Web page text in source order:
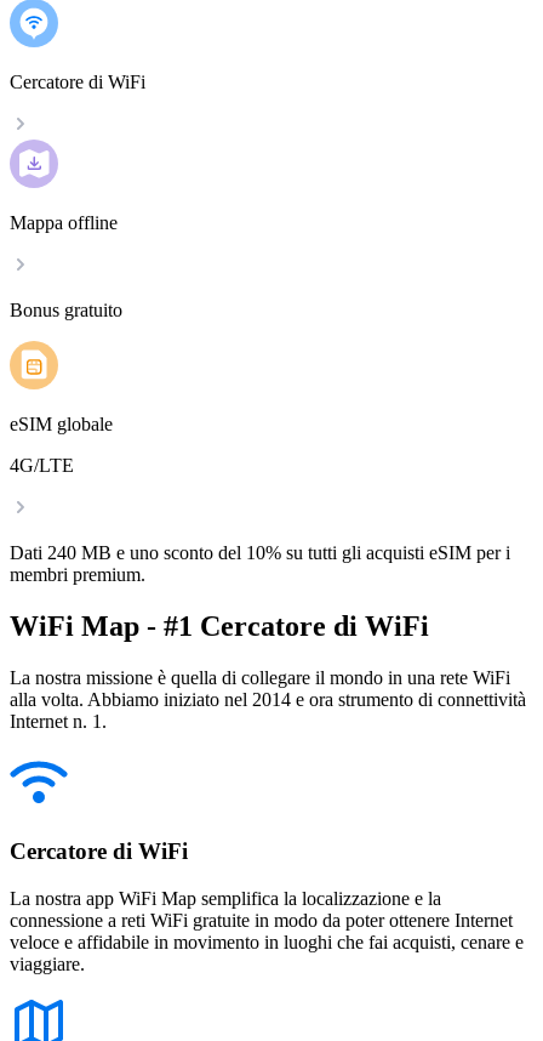
Cercatore di WiFi
Mappa offline
Bonus gratuito
eSIM globale
4G/LTE
Dati 240 MB e uno sconto del 10% su tutti gli acquisti eSIM per i
membri premium.
WiFi Map - #1 Cercatore di WiFi
La nostra missione è quella di collegare il mondo in una rete WiFi
alla volta. Abbiamo iniziato nel 2014 e ora strumento di connettività
Internet n. 1.
Cercatore di WiFi
La nostra app WiFi Map semplifica la localizzazione e la
connessione a reti WiFi gratuite in modo da poter ottenere Internet
veloce e affidabile in movimento in luoghi che fai acquisti, cenare e
viaggiare.